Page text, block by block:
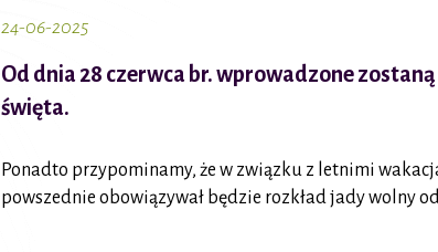
24-06-2025
Od dnia28 czerwca br.wprowadzone zostaną
święta.
Ponadto przypominamy, że w związku z letnimi
powszednie obowiązywał będzie rozkład jady wolny